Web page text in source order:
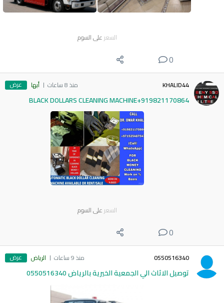
السعر على السوم
0
KHALID44 منذ 8 ساعات أبها عرض
BLACK DOLLARS CLEANING MACHINE+919821170864
السعر على السوم
0
0550516340 منذ 9 ساعات الرياض عرض
توصيل الاثاث الي الجمعية الخيرية بالرياض 0550516340